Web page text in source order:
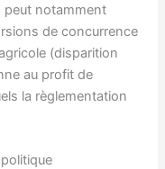
peut notamment
de concurrence
(disparition
au profit de
la règlementation